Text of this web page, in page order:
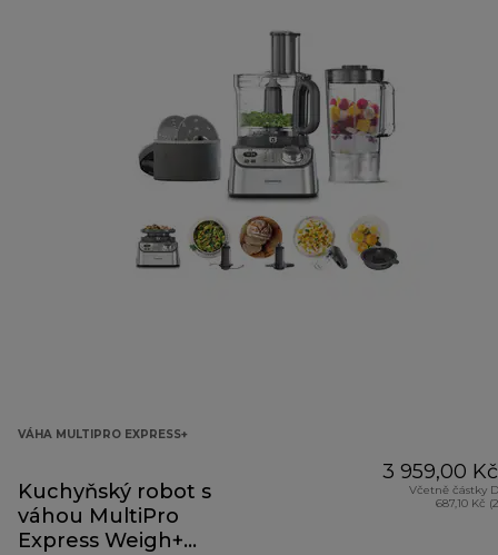
VÁHA MULTIPRO EXPRESS+
Kuchyňský robot s
váhou MultiPro
Express Weigh+
3 959,00 Kč
Včetně částky
687,10 Kč